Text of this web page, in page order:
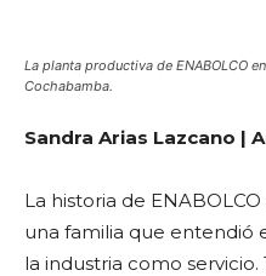
La planta productiva de ENABOLCO
Cochabamba.
Sandra Arias Lazcano |
La historia de
una familia que entendió
la industria como